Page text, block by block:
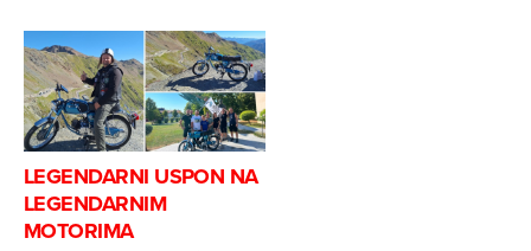
LEGENDARNI USPON NA
LEGENDARNIM
MOTORIMA